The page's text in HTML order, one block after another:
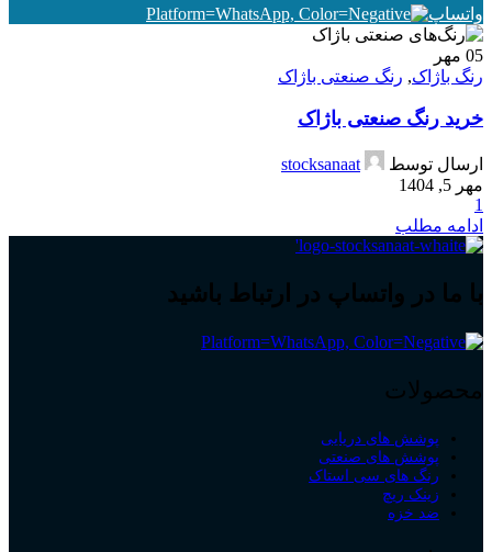
واتساپ
05 مهر
رنگ باژاک, رنگ صنعتی باژاک
خرید رنگ صنعتی باژاک
ارسال توسط
stocksanaat
مهر 5, 1404
1
ادامه مطلب
با ما در واتساپ در ارتباط باشید
محصولات
پوشش های دریایی
پوشش های صنعتی
رنگ های سی استاک
زینک ریچ
ضد خزه